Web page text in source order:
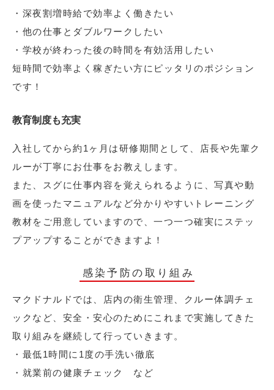
・深夜割増時給で効率よく働きたい
・他の仕事とダブルワークしたい
・学校が終わった後の時間を有効活用したい
短時間で効率よく稼ぎたい方にピッタリのポジション
です！
教育制度も充実
入社してから約1ヶ月は研修期間として、店長や先輩ク
ルーが丁寧にお仕事をお教えします。
また、スグに仕事内容を覚えられるように、写真や動
画を使ったマニュアルなど分かりやすいトレーニング
教材をご用意していますので、一つ一つ確実にステッ
プアップすることができますよ！
感染予防の取り組み
マクドナルドでは、店内の衛生管理、クルー体調チェ
ックなど、安全・安心のためにこれまで実施してきた
取り組みを継続して行っていきます。
・最低1時間に1度の手洗い徹底
・就業前の健康チェック など